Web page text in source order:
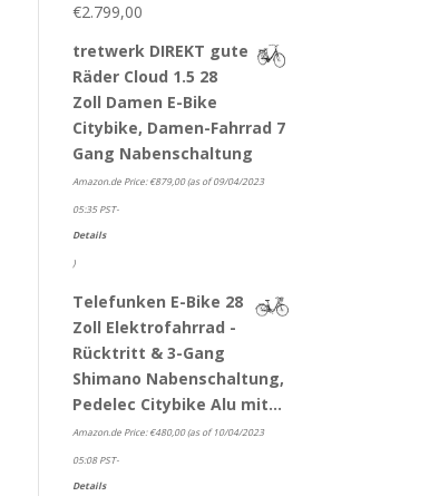
€2.799,00
tretwerk DIREKT gute
Räder Cloud 1.5 28
Zoll Damen E-Bike
Citybike, Damen-Fahrrad 7
Gang Nabenschaltung
Amazon.de Price:€879,00(as of 09/04/2023
05:35 PST-
Details
)
Telefunken E-Bike 28
Zoll Elektrofahrrad -
Rücktritt & 3-Gang
Shimano Nabenschaltung,
Pedelec Citybike Alu mit…
Amazon.de Price:€480,00(as of 10/04/2023
05:08 PST-
Details